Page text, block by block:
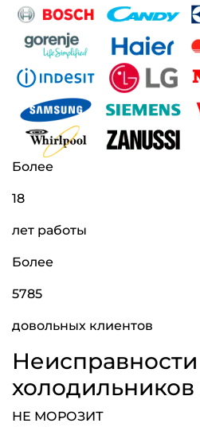
Более
18
лет работы
Более
5785
довольных клиентов
Неисправности
холодильников
НЕ МОРОЗИТ